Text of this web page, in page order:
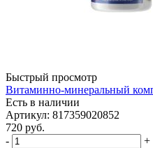
Быстрый просмотр
Витаминно-минеральный
Есть в наличии
Артикул: 817359020852
720 руб.
-
+